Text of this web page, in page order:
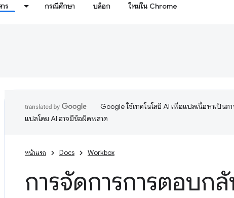
ร กรณีศึกษา บล็อก ใหม่ใน Chrome
Google ใช้เทคโนโลยี AI เพื่อแปลเนื้อหาเป็นภ
แปลโดย AI อาจมีข้อผิดพลาด
หน้าแรก Docs Workbox
การจัดการการตอบก